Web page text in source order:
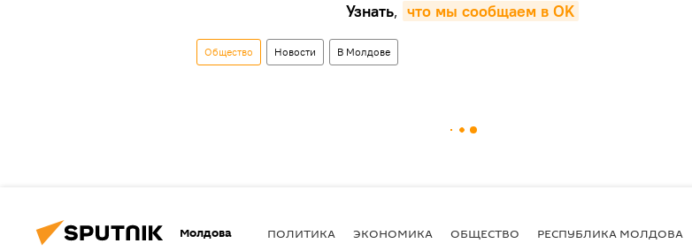
Узнать, что мы сообщаем в OK
Общество Новости В Молдове
Молдова ПОЛИТИКА ЭКОНОМИКА ОБЩЕСТВО РЕСПУБЛИКА МОЛДОВА